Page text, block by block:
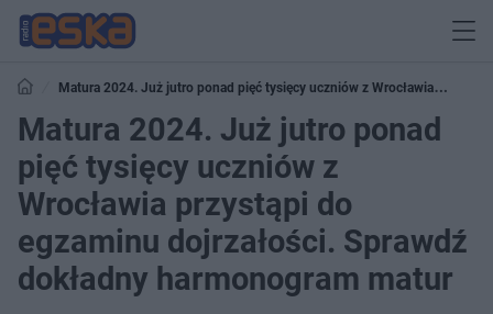
Matura 2024. Już jutro ponad pięć tysięcy uczniów z Wrocławia
przystąpi do egzaminu dojrzałości. Sprawdź dokładny harmonogram matur
Matura 2024. Już jutro ponad
pięć tysięcy uczniów z
Wrocławia przystąpi do
egzaminu dojrzałości. Sprawdź
dokładny harmonogram matur